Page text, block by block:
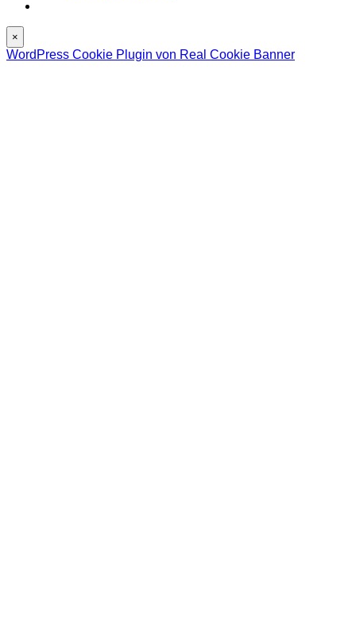
×
WordPress Cookie Plugin von Real Cookie Banner